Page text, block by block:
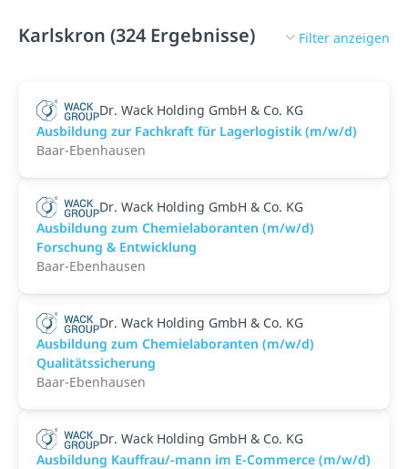
Karlskron (324 Ergebnisse) Filter anzeigen
Dr. Wack Holding GmbH & Co. KG
Ausbildung zur Fachkraft für Lagerlogistik (m/w/d)
Baar-Ebenhausen
Dr. Wack Holding GmbH & Co. KG
Ausbildung zum Chemielaboranten (m/w/d)
Forschung & Entwicklung
Baar-Ebenhausen
Dr. Wack Holding GmbH & Co. KG
Ausbildung zum Chemielaboranten (m/w/d)
Qualitätssicherung
Baar-Ebenhausen
Dr. Wack Holding GmbH & Co. KG
Ausbildung Kauffrau/-mann im E-Commerce (m/w/d)